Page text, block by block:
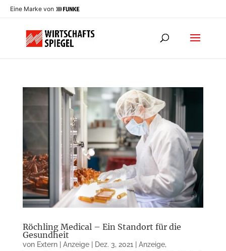
Eine Marke von
Röchling Medical – Ein Standort für die
Gesundheit
von Extern | Anzeige| Dez. 3, 2021 Anzeige,